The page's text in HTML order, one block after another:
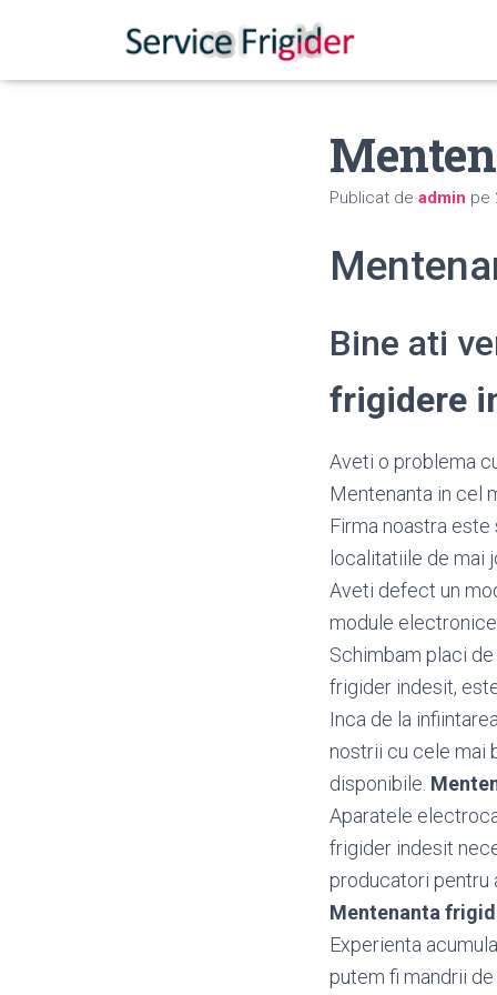
Publicat de admin pe
Bine ati
frigidere
Aveti o problema
Mentenanta in cel
Firma noastra
localitatiile de mai
Aveti defect un
module
Schimbam placi
frigider indesit,
Inca de la
nostrii cu cele mai
disponibile.
Aparatele
frigider indesit
producatori pentru
Mentenanta
Experienta
putem fi mandrii